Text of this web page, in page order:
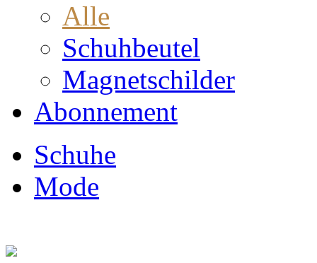
Alle
Schuhbeutel
Magnetschilder
Abonnement
Schuhe
Mode